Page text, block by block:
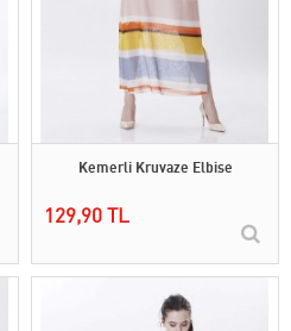
Kemerli Kruvaze Elbise
129,90 TL